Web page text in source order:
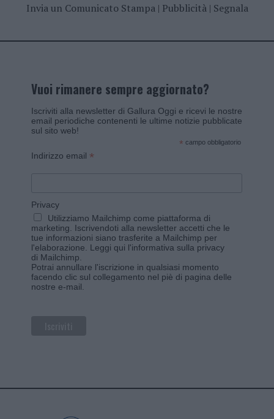
Invia un Comunicato Stampa| Pubblicità| Segnala
Vuoi rimanere sempre aggiornato?
Iscriviti alla newsletter di Gallura Oggi e ricevi le nostre
email periodiche contenenti le ultime notizie pubblicate
sul sito web!
* campo obbligatorio
Indirizzo email *
Privacy
Utilizziamo Mailchimp come piattaforma di
marketing. Iscrivendoti alla newsletter accetti che le
tue informazioni siano trasferite a Mailchimp per
l'elaborazione. Leggi qui l'informativa sulla privacy
di Mailchimp
Potrai annullare l'iscrizione in qualsiasi momento
facendo clic sul collegamento nel piè di pagina delle
nostre e-mail.